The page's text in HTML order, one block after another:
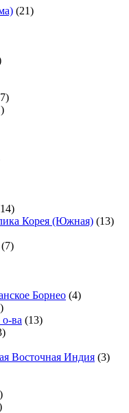
(21)
Корея (Южная) (13)
(7)
Борнео (4)
ва (13)
Восточная Индия (3)